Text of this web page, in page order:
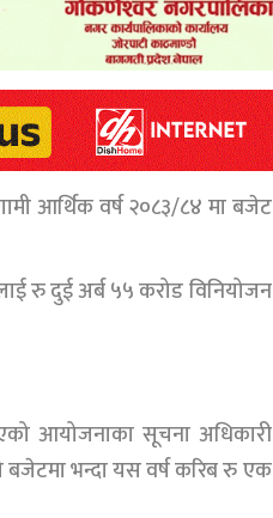
आर्थिक वर्ष २०८३/८४ मा बजेट
रु दुई अर्ब ५५ करोड विनियोजन
आयोजनाका सूचना अधिकारी
भन्दा यस वर्ष करिब रु एक